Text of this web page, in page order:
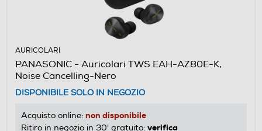
AURICOLARI
PANASONIC - Auricolari TWS EAH-AZ80E-K,
Noise Cancelling-Nero
DISPONIBILE SOLO IN NEGOZIO
Acquisto online: non disponibile
Ritiro in negozio in 30' gratuito: verifica